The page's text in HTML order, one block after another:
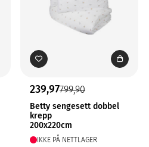
239,97799,90
Betty sengesett dobbel
krepp
200x220cm
IKKE PÅ NETTLAGER